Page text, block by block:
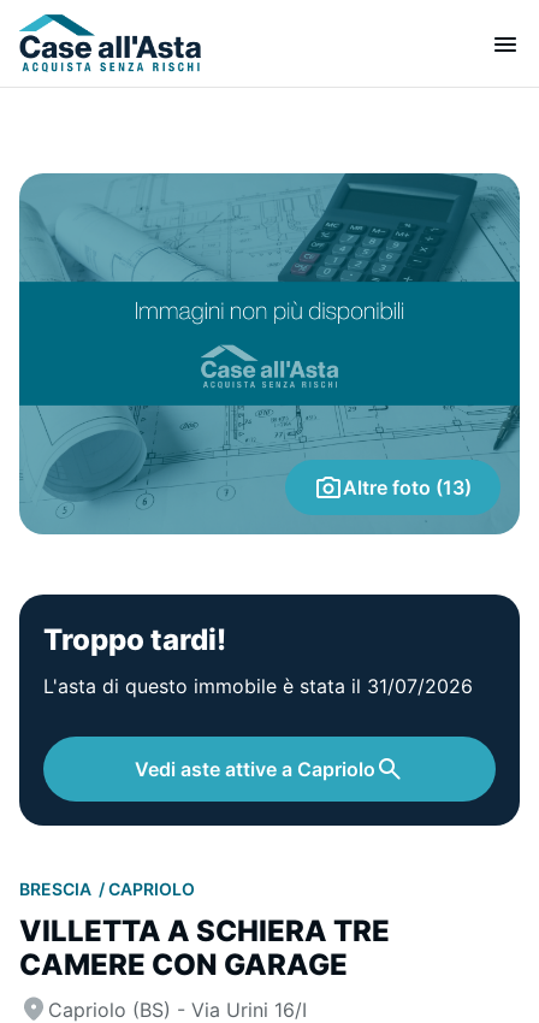
Altre foto (13)
Troppo tardi!
L'asta di questo immobile è stata il 31/07/2026
Vedi aste attive a Capriolo
BRESCIA CAPRIOLO
VILLETTA A SCHIERA TRE
CAMERE CON GARAGE
Capriolo (BS) - Via Urini 16/I